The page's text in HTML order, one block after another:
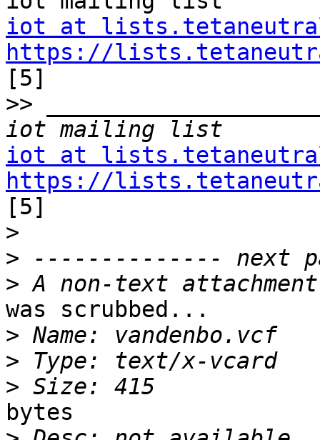
iot at
https://
[5]
>>
iot at
https://
[5]
>
>
>
was scrubbed...
>
>
>
bytes